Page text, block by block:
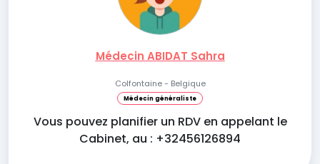
Médecin ABIDAT Sahra
Colfontaine - Belgique
Médecin généraliste
Vous pouvez planifier un RDV en appelant le
Cabinet, au : +32456126894